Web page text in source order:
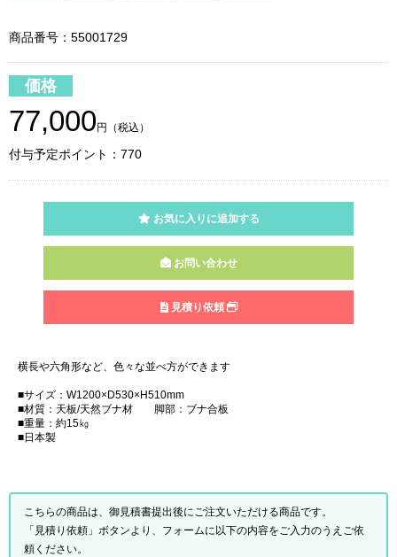
商品番号：55001729
価格
77,000 円（税込）
付与予定ポイント：770
お気に入りに追加する
お問い合わせ
見積り依頼
横長や六角形など、色々な並べ方ができます
■サイズ：W1200×D530×H510mm
■材質：天板/天然ブナ材 脚部：ブナ合板
■重量：約15㎏
■日本製
こちらの商品は、御見積書提出後にご注文いただける商品です。
「見積り依頼」ボタンより、フォームに以下の内容をご入力のうえご依
頼ください。